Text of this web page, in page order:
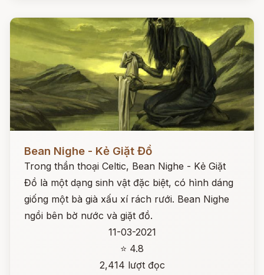
Bean Nighe - Kẻ Giặt Đồ
Trong thần thoại Celtic, Bean Nighe - Kẻ Giặt
Đồ là một dạng sinh vật đặc biệt, có hình dáng
giống một bà già xấu xí rách rưới. Bean Nighe
ngồi bên bờ nước và giặt đồ.
11-03-2021
⭐ 4.8
2,414 lượt đọc